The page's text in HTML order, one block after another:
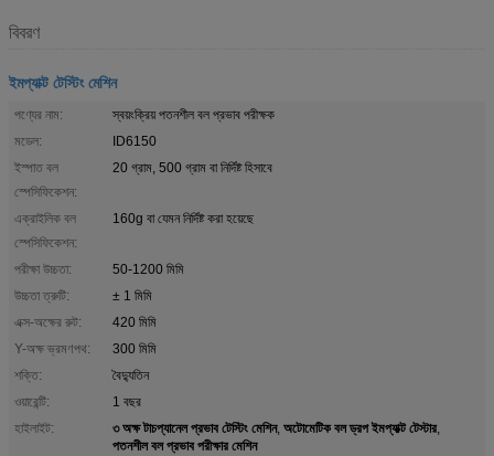
বিবরণ
ইমপ্যাক্ট টেস্টিং মেশিন
পণ্যের নাম:
স্বয়ংক্রিয় পতনশীল বল প্রভাব পরীক্ষক
মডেল:
ID6150
ইস্পাত বল
স্পেসিফিকেশন:
20 গ্রাম, 500 গ্রাম বা নির্দিষ্ট হিসাবে
এক্রাইলিক বল
স্পেসিফিকেশন:
160g বা যেমন নির্দিষ্ট করা হয়েছে
পরীক্ষা উচ্চতা:
50-1200 মিমি
উচ্চতা ত্রুটি:
± 1 মিমি
এক্স-অক্ষের রুট:
420 মিমি
Y-অক্ষ ভ্রমণপথ:
300 মিমি
শক্তি:
বৈদ্যুতিন
ওয়ারেন্টি:
1 বছর
হাইলাইট:
৩ অক্ষ টাচপ্যানেল প্রভাব টেস্টিং মেশিন, অটোমেটিক বল ড্রপ ইমপ্যাক্ট টেস্টার,
পতনশীল বল প্রভাব পরীক্ষার মেশিন